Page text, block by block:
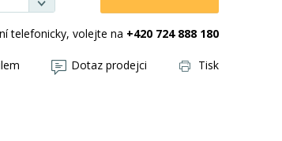
telefonicky, volejte na +420 724 888 180
Dotaz prodejci Tisk